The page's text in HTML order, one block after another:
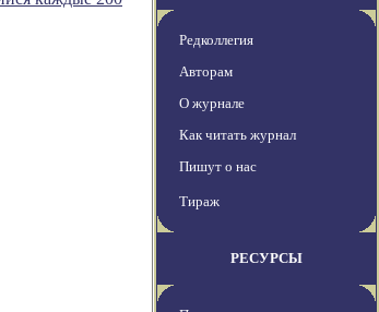
Редколлегия
Авторам
О журнале
Как читать журнал
Пишут о нас
Тираж
РЕСУРСЫ